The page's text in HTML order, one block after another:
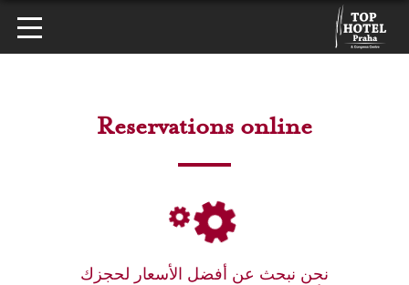
Reservations online
نحن نبحث عن أفضل الأسعار لحجزك